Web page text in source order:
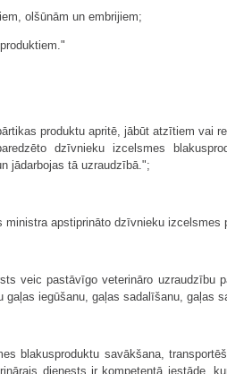
olšūnām un embrijiem;
produktu apritē, jābūt atzītiem vai
dzīvnieku izcelsmes
jādarbojas tā uzraudzībā.";
apstiprināto dzīvnieku izcelsmes
veic pastāvīgo veterināro uzraudzību
iegūšanu, gaļas sadalīšanu, gaļas
blakusproduktu savākšana,
dienests ir kompetentā iestāde,